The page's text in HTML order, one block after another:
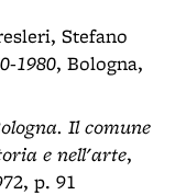
Stefano
1980, Bologna,
Il comune
e nell'arte,
p. 91